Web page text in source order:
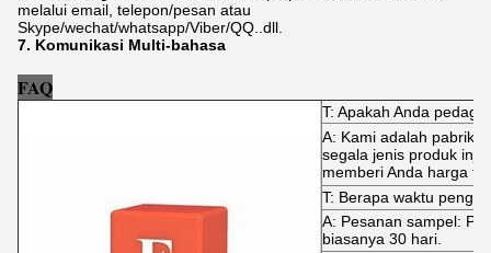
melalui email, telepon/pesan atau
Skype/wechat/whatsapp/Viber/QQ..dll.
7. Komunikasi Multi-bahasa
FAQ
T: Apakah Anda
A: Kami adalah pabrik
segala jenis produk
memberi Anda harga
T: Berapa waktu
A: Pesanan sampel:
biasanya 30 hari.